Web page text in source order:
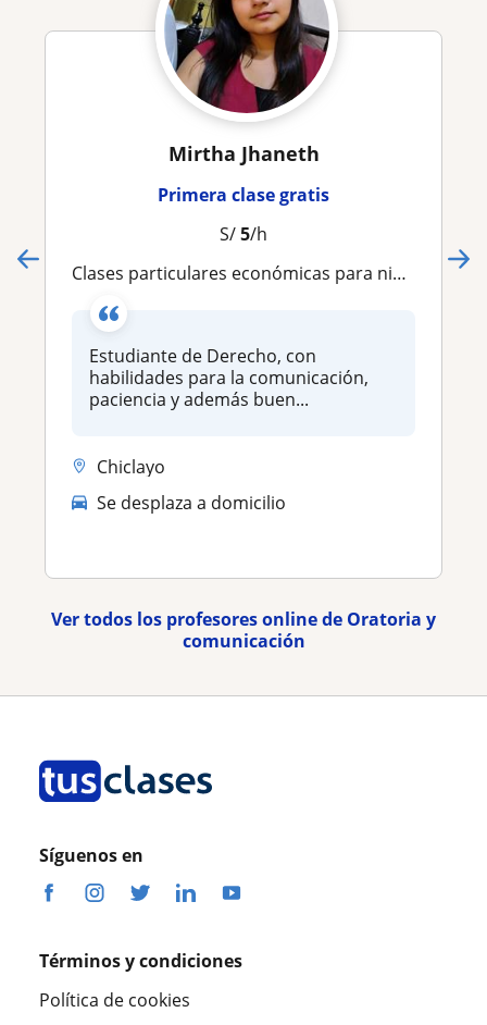
Mirtha Jhaneth
Primera clase gratis
S/5/h
Clases particulares económicas para niños
Estudiante de Derecho, con
habilidades para la comunicación,
paciencia y además buen...
Chiclayo
Se desplaza a domicilio
Ver todos los profesores online de Oratoria y
comunicación
Síguenos en
Términos y condiciones
Política de cookies